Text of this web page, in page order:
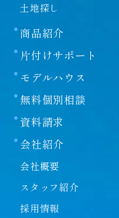
土地探し
商品紹介
片付けサポート
モデルハウス
無料個別相談
資料請求
会社紹介
会社概要
スタッフ紹介
採用情報